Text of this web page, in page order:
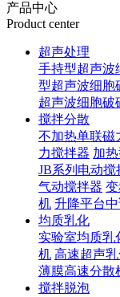
产品中心
Product center
超声处理
手持型超声波
型超声波细胞
超声波细胞破
搅拌分散
不加热单联磁
力搅拌器 加
JB系列电动搅
气动搅拌器
机 升降平台
均质乳化
实验室均质乳
机 高速超声
薄膜高速分散
搅拌脱泡